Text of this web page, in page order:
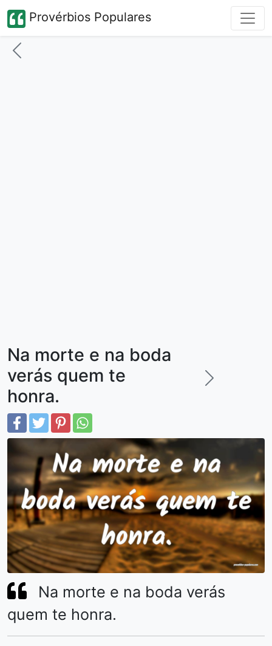
Provérbios Populares
Na morte e na boda
verás quem te
honra.
Na morte e na boda verás
quem te honra.